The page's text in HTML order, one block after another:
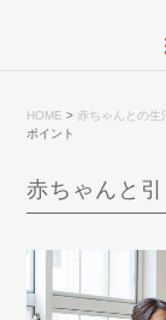
HOME > 赤ちゃんとの生
ポイント
赤ちゃんと